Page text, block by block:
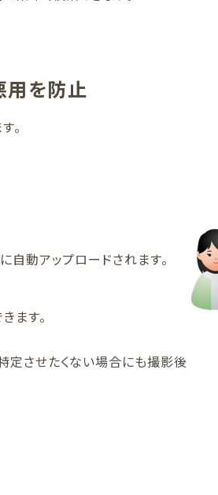
用を防止
。
自動アップロードされます。
ます。
定させたくない場合にも撮影後